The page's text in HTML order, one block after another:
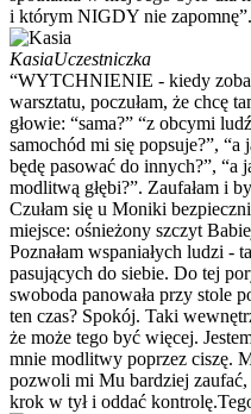
i którym NIGDY nie zapomnę”.
KasiaUczestniczka
“WYTCHNIENIE - kiedy
warsztatu, poczułam, że chcę
głowie: “sama?” “z obcymi
samochód mi się popsuje?”,
będę pasować do innych?”, “a
modlitwą głębi?”. Zaufałam i
Czułam się u Moniki
miejsce: ośnieżony szczyt
Poznałam wspaniałych ludzi -
pasujących do siebie. Do tej
swoboda panowała przy stole
ten czas? Spokój. Taki
że może tego być więcej.
mnie modlitwy poprzez ciszę.
pozwoli mi Mu bardziej
krok w tył i oddać